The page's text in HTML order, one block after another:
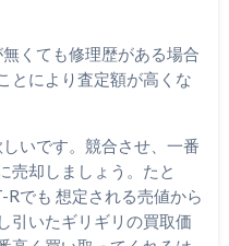
くても修理歴がある場合
とにより査定額が高くな
いです。競合させ、一番
売却しましょう。たと
でも 想定される売値から
引いたギリギリの買取価